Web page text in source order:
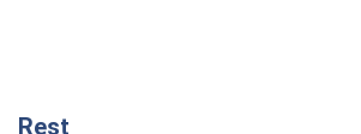
Rest